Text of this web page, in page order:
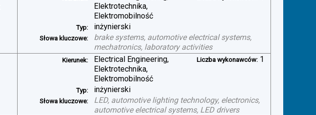
Elektrotechnika,
Elektromobilność
Typ: inżynierski
Słowa kluczowe:
brake systems, automotive electrical systems,
mechatronics, laboratory activities
Kierunek:
Electrical Engineering,
Elektrotechnika,
Elektromobilność
Liczba wykonawców: 1
Typ: inżynierski
Słowa kluczowe:
LED, automotive lighting technology, electronics,
automotive electrical systems, LED drivers